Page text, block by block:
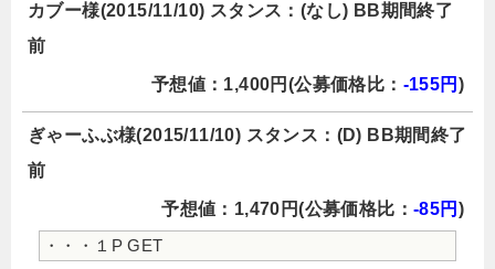
カブー様(2015/11/10) スタンス：(なし) BB期間終了
前
予想値：1,400円(公募価格比： -155円 )
ぎゃーふぶ様(2015/11/10) スタンス：(D) BB期間終了
前
予想値：1,470円(公募価格比： -85円 )
・・・１P GET